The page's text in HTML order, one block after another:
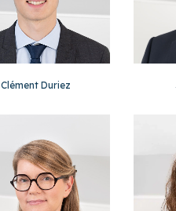
Clément Duriez